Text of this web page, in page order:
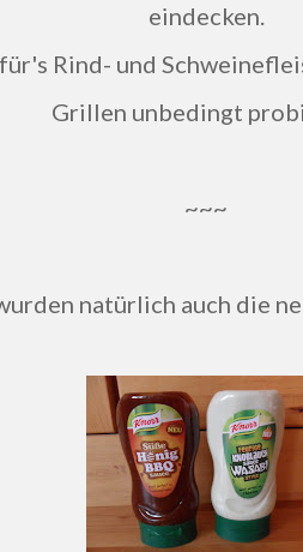
eindecken.
Rind- und
Grillen unbedingt
~~~
natürlich auch die